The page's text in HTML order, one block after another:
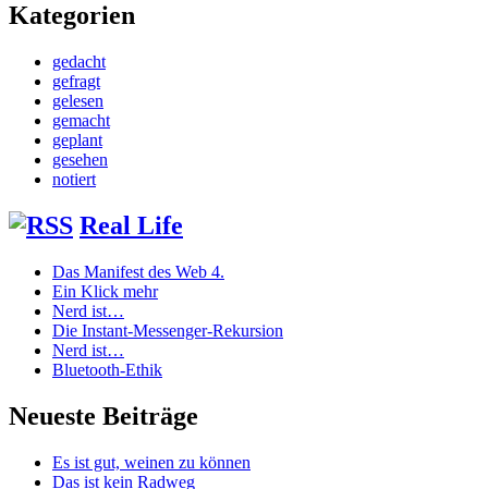
Kategorien
gedacht
gefragt
gelesen
gemacht
geplant
gesehen
notiert
Real Life
Das Manifest des Web 4.
Ein Klick mehr
Nerd ist…
Die Instant-Messenger-Rekursion
Nerd ist…
Bluetooth-Ethik
Neueste Beiträge
Es ist gut, weinen zu können
Das ist kein Radweg